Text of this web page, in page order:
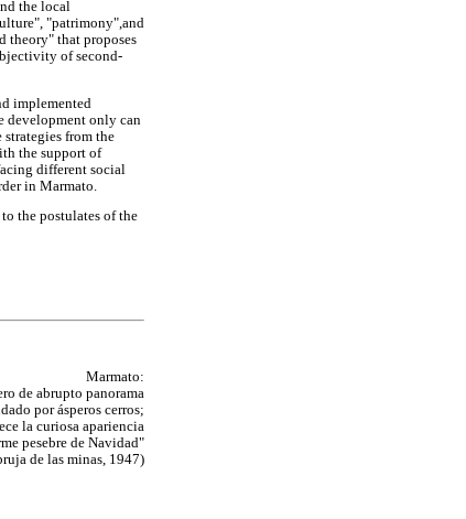
the local
"patrimony",and
theory" that proposes
of second-
implemented
development only can
strategies from the
the support of
different social
in Marmato.
the postulates of the
Marmato:
de abrupto panorama
por ásperos cerros;
la curiosa apariencia
pesebre de Navidad"
de las minas, 1947)